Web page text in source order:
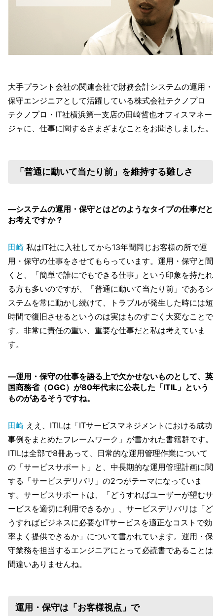
大手プラント会社の関連会社で財務会計システムの運用・
保守エンジニアとして活躍している株式会社テクノプロ
テクノプロ・IT社横浜第一支店の田崎哲也オフィスマネー
ジャに、仕事に関するさまざまなことをお聞きしました。
「普通に動いて当たり前」を維持する難しさ
―システムの運用・保守とはどのようなタイプの仕事だと
お考えですか？
田崎 私はIT社に入社してから13年間同じお客様の所で運
用・保守の仕事をさせてもらっています。運用・保守と聞
くと、「簡単で誰にでもできる仕事」という印象を持たれ
る方も多いのですが、「普通に動いて当たり前」であるシ
ステムを常に動かし続けて、トラブルが発生した時には短
時間で復旧させるというのは実はものすごく大変なことで
す。非常に責任の重い、重要な仕事だと私は考えていま
す。
―運用・保守の仕事を語る上で欠かせないものとして、英
国商務省（OGC）が80年代末に公表した「ITIL」という
ものがあるそうですね。
田崎 ええ、ITILは「ITサービスマネジメントにおける成功
事例をまとめたフレームワーク」が書かれた書籍群です。
ITILは全部で8冊あって、日常的な運用管理作業について
の「サービスサポート」と、中長期的な運用管理計画に関
する「サービスデリバリ」の2つがテーマになっていま
す。サービスサポートは、「どうすればユーザーが望むサ
ービスを適切に利用できるか」、サービスデリバリは「ど
うすればビジネスに必要なITサービスを適正なコストで効
率よく提供できるか」について書かれています。運用・保
守業務を担当するエンジニアにとって必読書であることは
間違いありませんね。
運用・保守は「お客様視点」で